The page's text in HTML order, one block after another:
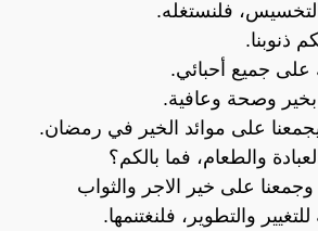
فلنستغله.
ذنوبنا.
جميع أحبائي.
وصحة وعافية.
على موائد الخير في رمضان.
والطعام، فما بالكم؟
على خير الاجر والثواب
والتطوير، فلنغتنمها.